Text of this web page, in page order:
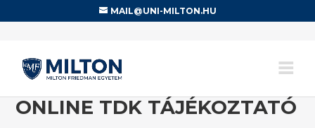
MAIL@UNI-MILTON.HU
ONLINE TDK TÁJÉKOZTATÓ